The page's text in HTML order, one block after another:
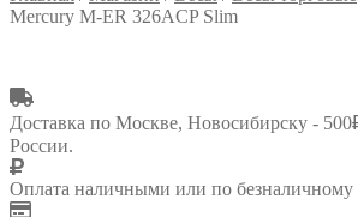
Mercury M-ER 326ACP Slim
Доставка по Москве, Новосибирску -
России.
Оплата наличными или по безналичному